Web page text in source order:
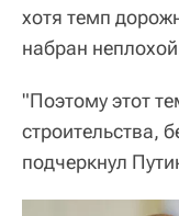
хотя темп
набран
"Поэтому этот
строительства,
подчеркнул